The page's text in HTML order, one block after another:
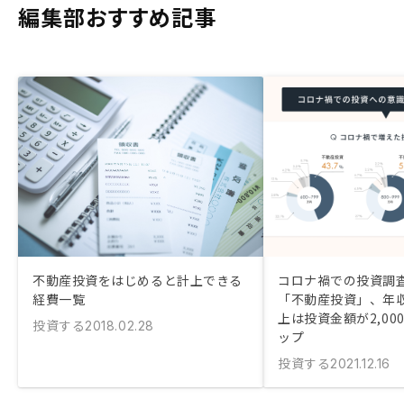
編集部おすすめ記事
不動産投資をはじめると計上できる
経費一覧
投資する2018.02.28
コロナ禍での投資調
「不動産投資」、
上は投資金額が
ップ
投資する2021.12.16